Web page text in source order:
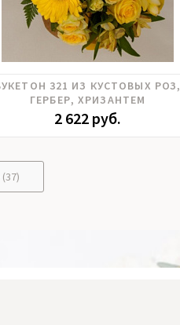
Альстромерия, Гербера, Роза
кустовая, Розы российские,
Тюльпаны, Фрезия, Хризантема
321 ИЗ КУСТОВЫХ РОЗ,
ГЕРБЕР, ХРИЗАНТЕМ
2 622 руб.